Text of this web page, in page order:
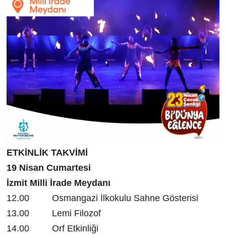
ETKİNLİK TAKVİMİ
19 Nisan Cumartesi
İzmit Milli İrade Meydanı
12.00 Osmangazi İlkokulu Sahne Gösterisi
13.00 Lemi Filozof
14.00 Orf Etkinliği